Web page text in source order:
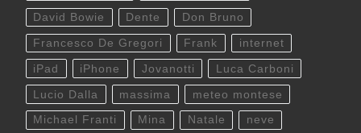
David Bowie Dente Don Bruno
Francesco De Gregori Frank internet
iPad iPhone Jovanotti Luca Carboni
Lucio Dalla massima meteo montese
Michael Franti Mina Natale neve